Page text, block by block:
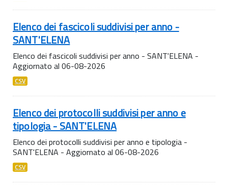
Elenco dei fascicoli suddivisi per anno -
SANT'ELENA
Elenco dei fascicoli suddivisi per anno - SANT'ELENA -
Aggiornato al 06-08-2026
CSV
Elenco dei protocolli suddivisi per anno e
tipologia - SANT'ELENA
Elenco dei protocolli suddivisi per anno e tipologia -
SANT'ELENA - Aggiornato al 06-08-2026
CSV